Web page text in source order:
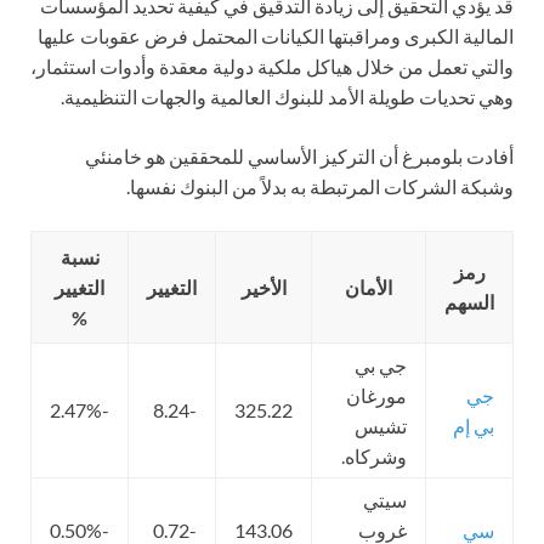
قد يؤدي التحقيق إلى زيادة التدقيق في كيفية تحديد المؤسسات
المالية الكبرى ومراقبتها الكيانات المحتمل فرض عقوبات عليها
والتي تعمل من خلال هياكل ملكية دولية معقدة وأدوات استثمار،
وهي تحديات طويلة الأمد للبنوك العالمية والجهات التنظيمية.
أفادت بلومبرغ أن التركيز الأساسي للمحققين هو خامنئي
وشبكة الشركات المرتبطة به بدلاً من البنوك نفسها.
رمز
السهم
الأمان الأخير التغيير
نسبة
التغيير
%
جي
بي إم
جي بي
مورغان
تشيس
وشركاه.
325.22
-8.24
-2.47%
سي
سيتي
غروب
143.06
-0.72
-0.50%